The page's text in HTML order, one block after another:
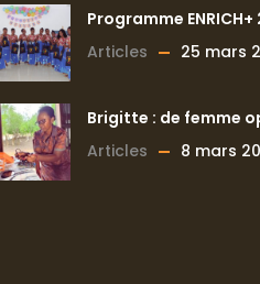
Programme
Articles
25 mars
Brigitte : de femme
Articles
8 mars